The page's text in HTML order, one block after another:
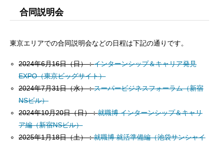
合同説明会
東京エリアでの合同説明会などの日程は下記の通りです。
2024年6月16日（日）：インターンシップ＆キャリア発見
EXPO（東京ビッグサイト）
2024年7月31日（水）：スーパービジネスフォーラム（新宿
NSビル）
2024年10月20日（日）：就職博 インターンシップ＆キャリ
ア編（新宿NSビル）
2025年1月18日（土）：就職博 就活準備編（池袋サンシャイ